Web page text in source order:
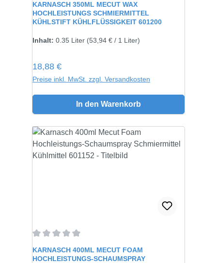
KARNASCH 350ML MECUT WAX
HOCHLEISTUNGS SCHMIERMITTEL
KÜHLSTIFT KÜHLFLÜSSIGKEIT 601200
Inhalt: 0.35 Liter (53,94 € / 1 Liter)
Regulärer Preis:
18,88 €
Preise inkl. MwSt. zzgl. Versandkosten
In den Warenkorb
KARNASCH 400ML MECUT FOAM
HOCHLEISTUNGS-SCHAUMSPRAY